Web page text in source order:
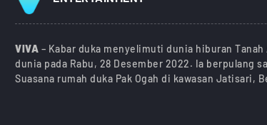
VIVA – Kabar duka menyelimuti dunia hiburan
dunia pada Rabu, 28 Desember 2022. Ia berpulang
Suasana rumah duka Pak Ogah di kawasan Jatisari,